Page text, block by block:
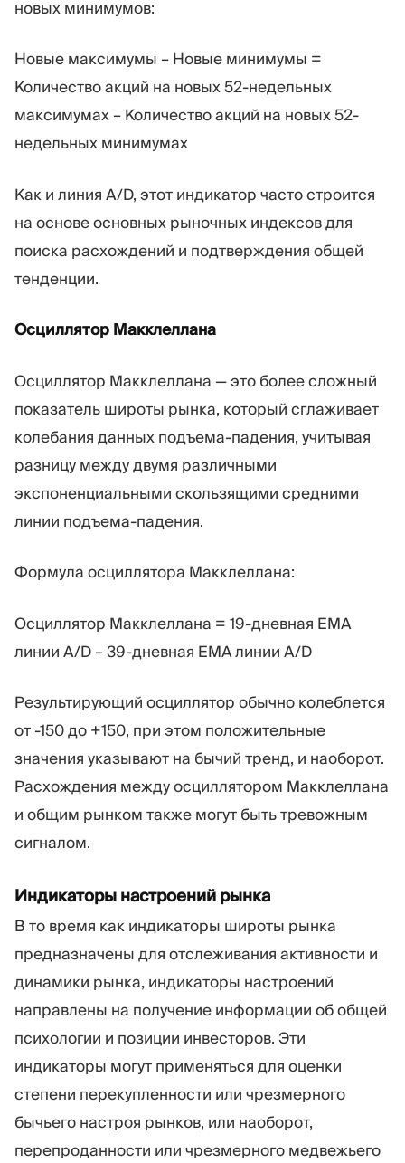
новых минимумов:
Новые максимумы – Новые минимумы =
Количество акций на новых 52-недельных
максимумах – Количество акций на новых 52-
недельных минимумах
Как и линия A/D, этот индикатор часто строится
на основе основных рыночных индексов для
поиска расхождений и подтверждения общей
тенденции.
Осциллятор Макклеллана
Осциллятор Макклеллана — это более сложный
показатель широты рынка, который сглаживает
колебания данных подъема-падения, учитывая
разницу между двумя различными
экспоненциальными скользящими средними
линии подъема-падения.
Формула осциллятора Макклеллана:
Осциллятор Макклеллана = 19-дневная EMA
линии A/D – 39-дневная EMA линии A/D
Результирующий осциллятор обычно колеблется
от -150 до +150, при этом положительные
значения указывают на бычий тренд, и наоборот.
Расхождения между осциллятором Макклеллана
и общим рынком также могут быть тревожным
сигналом.
Индикаторы настроений рынка
В то время как индикаторы широты рынка
предназначены для отслеживания активности и
динамики рынка, индикаторы настроений
направлены на получение информации об общей
психологии и позиции инвесторов. Эти
индикаторы могут применяться для оценки
степени перекупленности или чрезмерного
бычьего настроя рынков, или наоборот,
перепроданности или чрезмерного медвежьего